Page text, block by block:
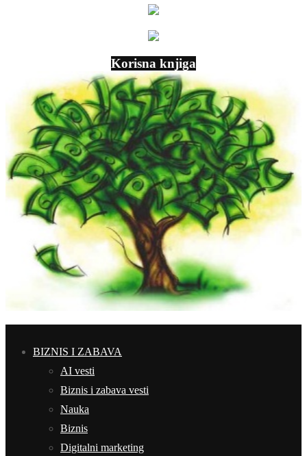
Korisna knjiga
BIZNIS I ZABAVA
AI vesti
Biznis i zabava vesti
Nauka
Biznis
Digitalni marketing